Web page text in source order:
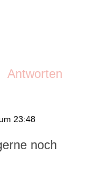
Antworten
23:48
noch